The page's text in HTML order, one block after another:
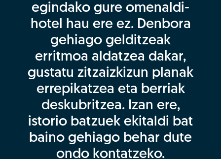
egindako gure omenaldi-
hotel hau ere ez. Denbora
gehiago gelditzeak
erritmoa aldatzea dakar,
gustatu zitzaizkizun planak
errepikatzea eta berriak
deskubritzea. Izan ere,
istorio batzuek ekitaldi bat
baino gehiago behar dute
ondo kontatzeko.